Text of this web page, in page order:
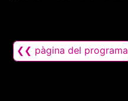
❮❮ pàgina del programa